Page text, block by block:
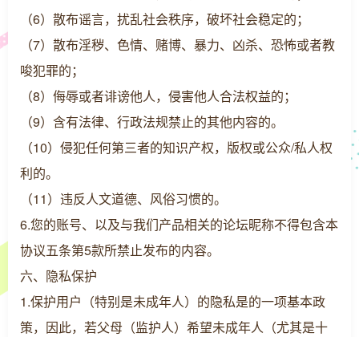
（6）散布谣言，扰乱社会秩序，破坏社会稳定的；
（7）散布淫秽、色情、赌博、暴力、凶杀、恐怖或者教
唆犯罪的；
（8）侮辱或者诽谤他人，侵害他人合法权益的；
（9）含有法律、行政法规禁止的其他内容的。
（10）侵犯任何第三者的知识产权，版权或公众/私人权
利的。
（11）违反人文道德、风俗习惯的。
6.您的账号、以及与我们产品相关的论坛昵称不得包含本
协议五条第5款所禁止发布的内容。
六、隐私保护
1.保护用户（特别是未成年人）的隐私是的一项基本政
策，因此，若父母（监护人）希望未成年人（尤其是十